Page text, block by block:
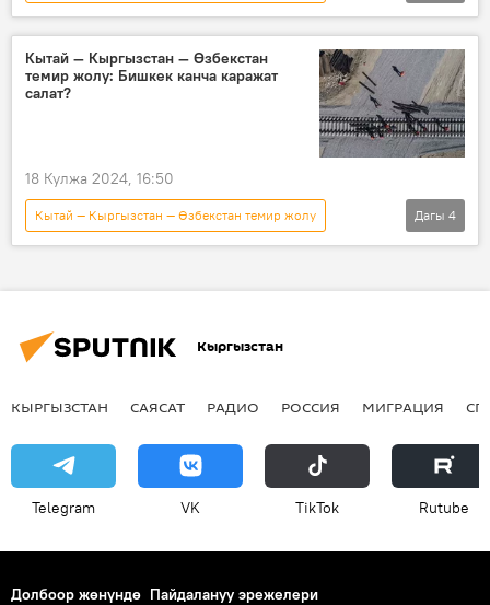
Кыргызстан
Жогорку Кеңеш
келишим
Улугбек Ормонов
Кытай — Кыргызстан — Өзбекстан
темир жолу: Бишкек канча каражат
салат?
18 Кулжа 2024, 16:50
Кытай — Кыргызстан — Өзбекстан темир жолу
Экономика
Жогорку Кеңеш
Дагы 4
Кыргызстан
КЫРГЫЗСТАН САЯСАТ РАДИО РОССИЯ МИГРАЦИЯ
Telegram VK ТikТоk Rutube
Долбоор жөнүндө Пайдалануу эрежелери